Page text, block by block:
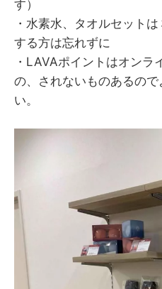
す）
・水素水、タオルセット
する方は忘れずに
・LAVAポイントはオンラ
の、されないものあるの
い。